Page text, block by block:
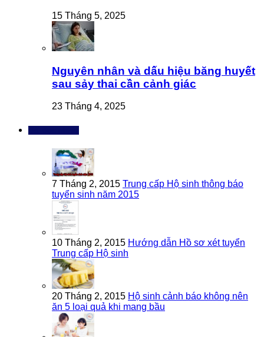
15 Tháng 5, 2025
Nguyên nhân và dấu hiệu băng huyết
sau sảy thai cần cảnh giác
23 Tháng 4, 2025
7 Tháng 2, 2015 Trung cấp Hộ sinh thông báo
tuyển sinh năm 2015
10 Tháng 2, 2015 Hướng dẫn Hồ sơ xét tuyển
Trung cấp Hộ sinh
20 Tháng 2, 2015 Hộ sinh cảnh báo không nên
ăn 5 loại quả khi mang bầu